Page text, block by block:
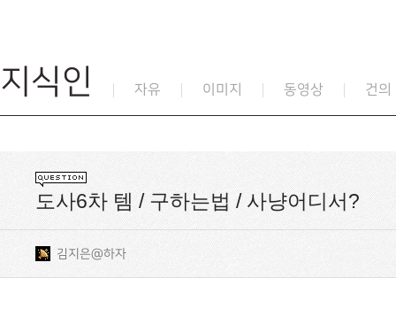
지식인 자유 이미지 동영상 건의
도사6차 템 / 구하는법 / 사냥어디서?
김지은@하자